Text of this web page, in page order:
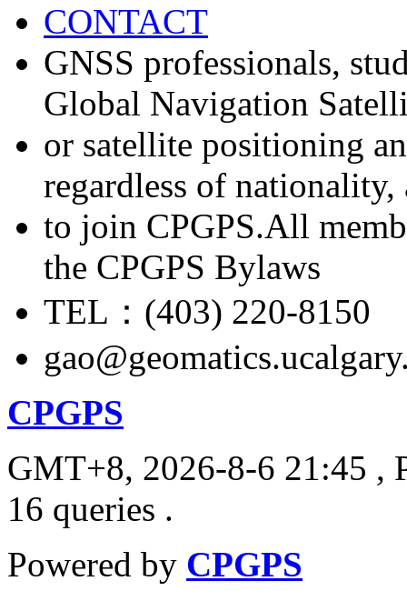
CONTACT
GNSS professionals,
Global Navigation
or satellite positioning
regardless of nationality,
to join CPGPS.All
the CPGPS Bylaws
TEL：(403) 220-8150
CPGPS
GMT+8, 2026-8-6 21:45 ,
16 queries .
Powered by CPGPS